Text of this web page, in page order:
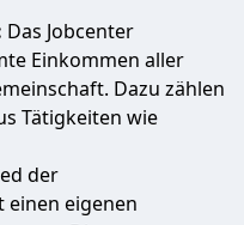
Das Jobcenter
Einkommen aller
Dazu zählen
Tätigkeiten wie
der
einen eigenen